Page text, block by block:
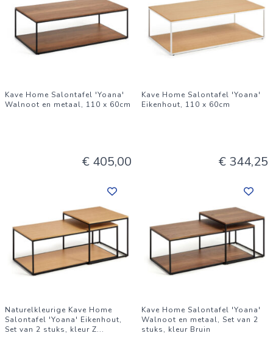
Kave Home Salontafel 'Yoana'
Walnoot en metaal, 110 x 60cm
€ 405,00
Kave Home Salontafel 'Yoana'
Eikenhout, 110 x 60cm
€ 344,25
Naturelkleurige Kave Home
Salontafel 'Yoana' Eikenhout,
Set van 2 stuks, kleur Z...
Kave Home Salontafel 'Yoana'
Walnoot en metaal, Set van 2
stuks, kleur Bruin